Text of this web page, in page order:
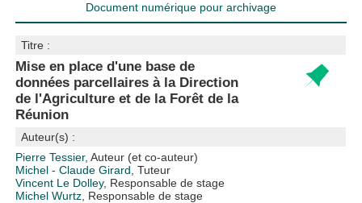
Document numérique pour archivage
Titre :
Mise en place d'une base de
données parcellaires à la Direction
de l'Agriculture et de la Forêt de la
Réunion
Auteur(s) :
Pierre Tessier, Auteur (et co-auteur)
Michel - Claude Girard , Tuteur
Vincent Le Dolley, Responsable de stage
Michel Wurtz , Responsable de stage